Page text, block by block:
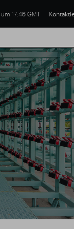
um 17:46 GMT
Trading-